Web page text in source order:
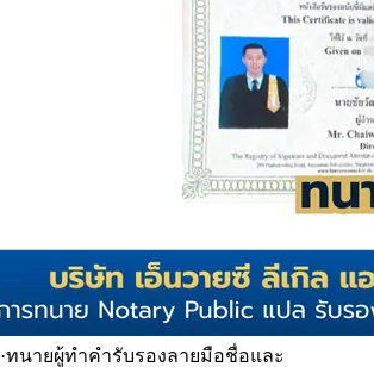
·ทนายผู้ทำคำรับรองลายมือชื่อและ